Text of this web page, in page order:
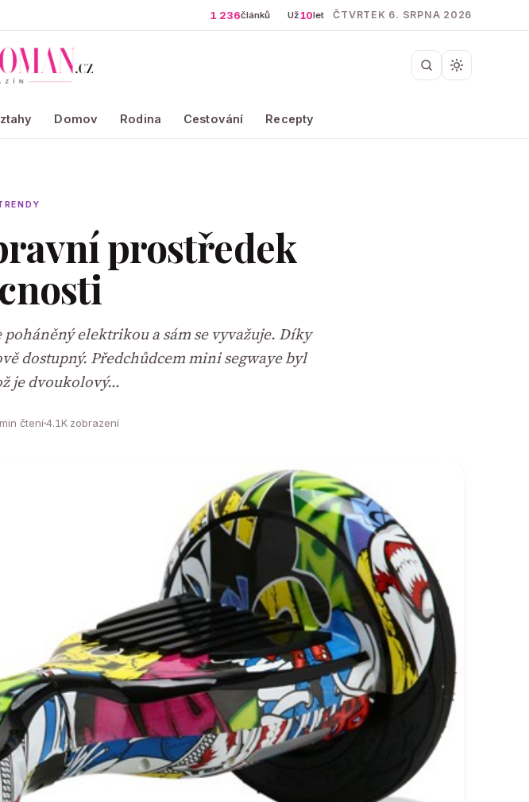
1 236článků Už10let ČTVRTEK 6. SRPNA 2026
Domov Rodina Cestování Recepty
prostředek
elektrikou a sám se vyvažuje. Díky
dostupný. Předchůdcem mini segwaye byl
je dvoukolový…
čtení4.1K zobrazení